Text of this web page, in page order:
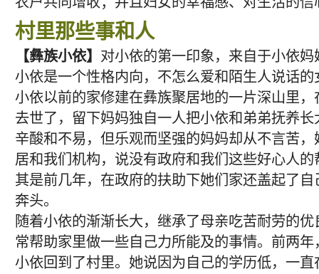
村里那些事和人
【彝族小依】 对小依的第一印象，来自于小依
小依是一个性格内向，不怎么爱和陌生人说话的
小依以前的家修建在彝族聚居地的一片深山里
去世了，留下妈妈独自一人把小依和弟弟抚养
辛酸和不易，但乐观而坚强的妈妈却从不言苦
居和我们机构，说没有政府和我们这些好心人
其是前几年，在政府的扶助下她们家还盖起了
奔头。
随着小依的渐渐长大，继承了母亲吃苦耐劳的
常帮助家里做一些自己力所能及的事情。前两
小依回到了村里。她说因为自己的学历低，一